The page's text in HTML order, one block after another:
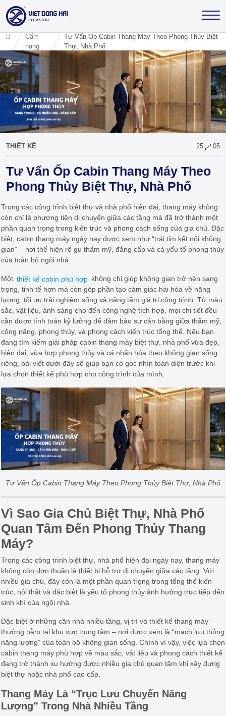
Cẩm
nang
Tư Vấn Ốp Cabin Thang Máy Theo Phong Thủy Biệt
Thự, Nhà Phố
THIẾT KẾ 25 05
Tư Vấn Ốp Cabin Thang Máy Theo
Phong Thủy Biệt Thự, Nhà Phố
Trong các công trình biệt thự và nhà phố hiện đại, thang máy không
còn chỉ là phương tiện di chuyển giữa các tầng mà đã trở thành một
phần quan trọng trong kiến trúc và phong cách sống của gia chủ. Đặc
biệt, cabin thang máy ngày nay được xem như “trái tim kết nối không
gian” – nơi thể hiện rõ gu thẩm mỹ, đẳng cấp và cả yếu tố phong thủy
của toàn bộ ngôi nhà.
Một thiết kế cabin phù hợp không chỉ giúp không gian trở nên sang
trọng, tinh tế hơn mà còn góp phần tạo cảm giác hài hòa về năng
lượng, tối ưu trải nghiệm sống và nâng tầm giá trị công trình. Từ màu
sắc, vật liệu, ánh sáng cho đến công nghệ tích hợp, mọi chi tiết đều
cần được tính toán kỹ lưỡng để đảm bảo sự cân bằng giữa thẩm mỹ,
công năng, phong thủy, và phong cách kiến trúc tổng thể. Nếu bạn
đang tìm kiếm giải pháp cabin thang máy biệt thự, nhà phố vừa đẹp,
hiện đại, vừa hợp phong thủy và cá nhân hóa theo không gian sống
riêng, bài viết dưới đây sẽ giúp bạn có góc nhìn toàn diện trước khi
lựa chọn thiết kế phù hợp cho công trình của mình.
Tư Vấn Ốp Cabin Thang Máy Theo Phong Thủy Biệt Thự, Nhà Phố
Vì Sao Gia Chủ Biệt Thự, Nhà Phố
Quan Tâm Đến Phong Thủy Thang
Máy?
Trong các công trình biệt thự, nhà phố hiện đại ngày nay, thang máy
không còn đơn thuần là thiết bị hỗ trợ di chuyển giữa các tầng. Với
nhiều gia chủ, đây còn là một phần quan trọng trong tổng thể kiến
trúc, nội thất và đặc biệt là yếu tố phong thủy ảnh hưởng trực tiếp đến
sinh khí của ngôi nhà.
Đặc biệt ở những căn nhà nhiều tầng, vị trí và thiết kế thang máy
thường nằm tại khu vực trung tâm – nơi được xem là “mạch lưu thông
năng lượng” của toàn bộ không gian sống. Chính vì vậy, việc lựa chọn
cabin thang máy phù hợp về màu sắc, vật liệu và phong cách thiết kế
đang trở thành xu hướng được nhiều gia chủ quan tâm khi xây dựng
biệt thự hoặc nhà phố cao cấp.
Thang Máy Là “Trục Lưu Chuyển Năng
Lượng” Trong Nhà Nhiều Tầng